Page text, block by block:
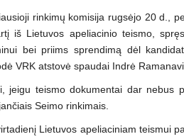
rinkimų komisija rugsėjo 20 d.,
iš Lietuvos apeliacinio teismo,
bei priims sprendimą dėl
VRK atstovė spaudai Indrė
jeigu teismo dokumentai dar nebus
Seimo rinkimais.
Lietuvos apeliaciniam teismui